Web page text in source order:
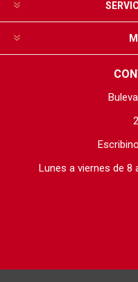
Lunes a viernes de 8